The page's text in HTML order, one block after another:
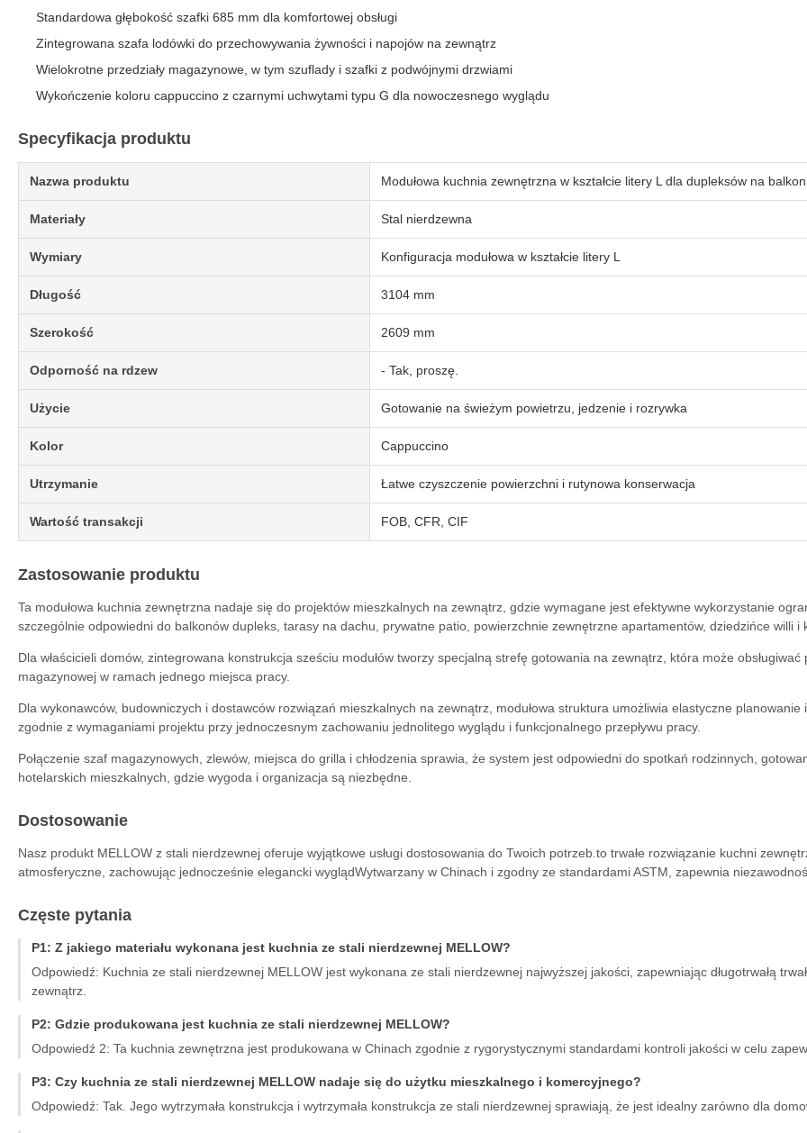
Standardowa głębokość szafki 685 mm dla komfortowej obsługi
Zintegrowana szafa lodówki do przechowywania żywności i napojów na zewnątrz
Wielokrotne przedziały magazynowe, w tym szuflady i szafki z podwójnymi drzwiami
Wykończenie koloru cappuccino z czarnymi uchwytami typu G dla nowoczesnego wyglądu
Specyfikacja produktu
Nazwa produktu Modułowa kuchnia zewnętrzna w kształcie litery L dla dupleksów na
Materiały Stal nierdzewna
Wymiary Konfiguracja modułowa w kształcie litery L
Długość 3104 mm
Szerokość 2609 mm
Odporność na rdzew - Tak, proszę.
Użycie Gotowanie na świeżym powietrzu, jedzenie i rozrywka
Kolor Cappuccino
Utrzymanie Łatwe czyszczenie powierzchni i rutynowa konserwacja
Wartość transakcji FOB, CFR, CIF
Zastosowanie produktu
Ta modułowa kuchnia zewnętrzna nadaje się do projektów mieszkalnych na zewnątrz, gdzie wymagane jest efektywne wykorzystanie
szczególnie odpowiedni do balkonów dupleks, tarasy na dachu, prywatne patio, powierzchnie zewnętrzne apartamentów, dziedzińce willi
Dla właścicieli domów, zintegrowana konstrukcja sześciu modułów tworzy specjalną strefę gotowania na zewnątrz, która może
magazynowej w ramach jednego miejsca pracy.
Dla wykonawców, budowniczych i dostawców rozwiązań mieszkalnych na zewnątrz, modułowa struktura umożliwia elastyczne
zgodnie z wymaganiami projektu przy jednoczesnym zachowaniu jednolitego wyglądu i funkcjonalnego przepływu pracy.
Połączenie szaf magazynowych, zlewów, miejsca do grilla i chłodzenia sprawia, że system jest odpowiedni do spotkań rodzinnych,
hotelarskich mieszkalnych, gdzie wygoda i organizacja są niezbędne.
Dostosowanie
Nasz produkt MELLOW z stali nierdzewnej oferuje wyjątkowe usługi dostosowania do Twoich potrzeb.to trwałe rozwiązanie kuchni
atmosferyczne, zachowując jednocześnie elegancki wyglądWytwarzany w Chinach i zgodny ze standardami ASTM, zapewnia
Częste pytania
P1: Z jakiego materiału wykonana jest kuchnia ze stali nierdzewnej MELLOW?
Odpowiedź: Kuchnia ze stali nierdzewnej MELLOW jest wykonana ze stali nierdzewnej najwyższej jakości, zapewniając długotrwałą
zewnątrz.
P2: Gdzie produkowana jest kuchnia ze stali nierdzewnej MELLOW?
Odpowiedź 2: Ta kuchnia zewnętrzna jest produkowana w Chinach zgodnie z rygorystycznymi standardami kontroli jakości w celu
P3: Czy kuchnia ze stali nierdzewnej MELLOW nadaje się do użytku mieszkalnego i komercyjnego?
Odpowiedź: Tak. Jego wytrzymała konstrukcja i wytrzymała konstrukcja ze stali nierdzewnej sprawiają, że jest idealny zarówno dla